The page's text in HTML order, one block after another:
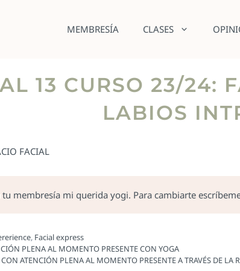
MEMBRESÍA CLASES
13 CURSO 23/24:
LABIOS
FACIAL
tu membresía mi querida yogi. Para cambiarte
, Facial express
PLENA AL MOMENTO PRESENTE CON YOGA
ATENCIÓN PLENA AL MOMENTO PRESENTE A TRAVÉS DE LA